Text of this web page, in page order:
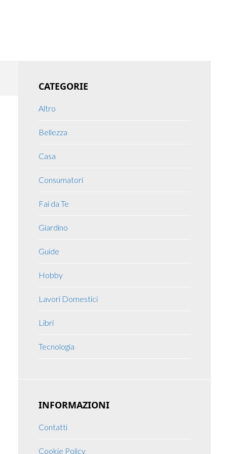
Sidebar
CATEGORIE
Altro
Bellezza
Casa
Consumatori
Fai da Te
Giardino
Guide
Hobby
Lavori Domestici
Libri
Tecnologia
INFORMAZIONI
Contatti
Cookie Policy